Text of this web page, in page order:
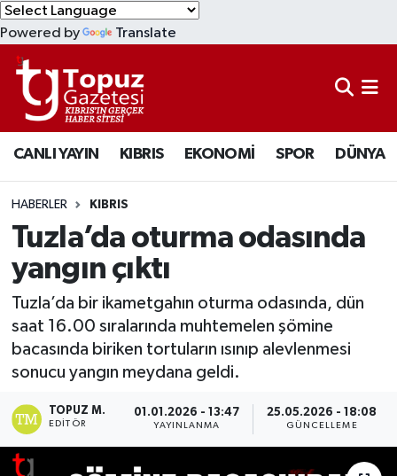
Powered by Translate
CANLI YAYIN KIBRIS EKONOMİ SPOR DÜNYA
HABERLER KIBRIS
Tuzla’da oturma odasında
yangın çıktı
Tuzla’da bir ikametgahın oturma odasında, dün
saat 16.00 sıralarında muhtemelen şömine
bacasında biriken tortuların ısınıp alevlenmesi
sonucu yangın meydana geldi.
TOPUZ M.
EDITÖR
01.01.2026 - 13:47
YAYINLANMA
25.05.2026 - 18:08
GÜNCELLEME
KIBRIS
DÜNYA
EKONOMİ
MAGAZİN
SAĞLIK
SPOR
TÜRKİYE
Lefkoşa Nöbetçi Eczaneler
Lefkoşa Hava Durumu
Lefkoşa Trafik Yoğunluk Haritası
Süper Lig Puan Durumu ve Fikstür
Tüm Manşetler
Son Dakika Haberleri